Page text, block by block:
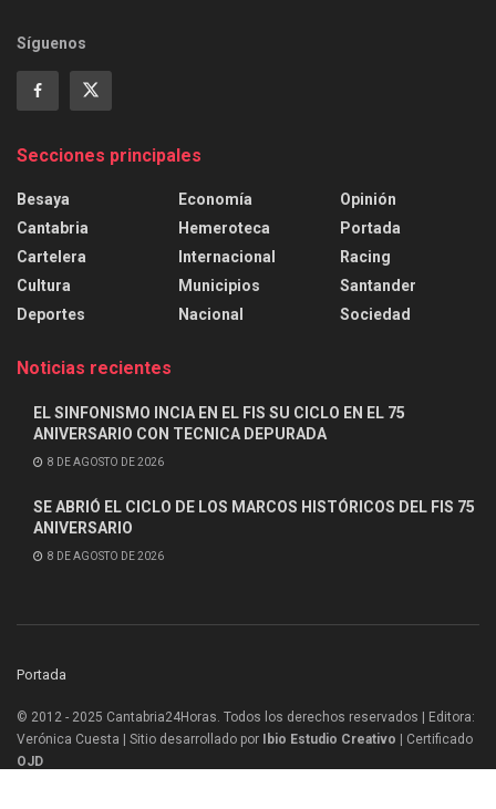
Síguenos
Secciones principales
Besaya
Cantabria
Cartelera
Cultura
Deportes
Economía
Hemeroteca
Internacional
Municipios
Nacional
Opinión
Portada
Racing
Santander
Sociedad
Noticias recientes
EL SINFONISMO INCIA EN EL FIS SU CICLO EN EL 75
ANIVERSARIO CON TECNICA DEPURADA
8 DE AGOSTO DE 2026
SE ABRIÓ EL CICLO DE LOS MARCOS HISTÓRICOS DEL FIS 75
ANIVERSARIO
8 DE AGOSTO DE 2026
Portada
© 2012 - 2025 Cantabria24Horas. Todos los derechos reservados | Editora:
Verónica Cuesta | Sitio desarrollado por
Ibio Estudio Creativo |
Certificado
OJD